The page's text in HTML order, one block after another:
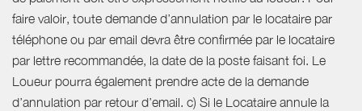
faire valoir, toute demande d’annulation par le locataire par
téléphone ou par email devra être confirmée par le locataire
par lettre recommandée, la date de la poste faisant foi. Le
Loueur pourra également prendre acte de la demande
d’annulation par retour d’email. c) Si le Locataire annule la